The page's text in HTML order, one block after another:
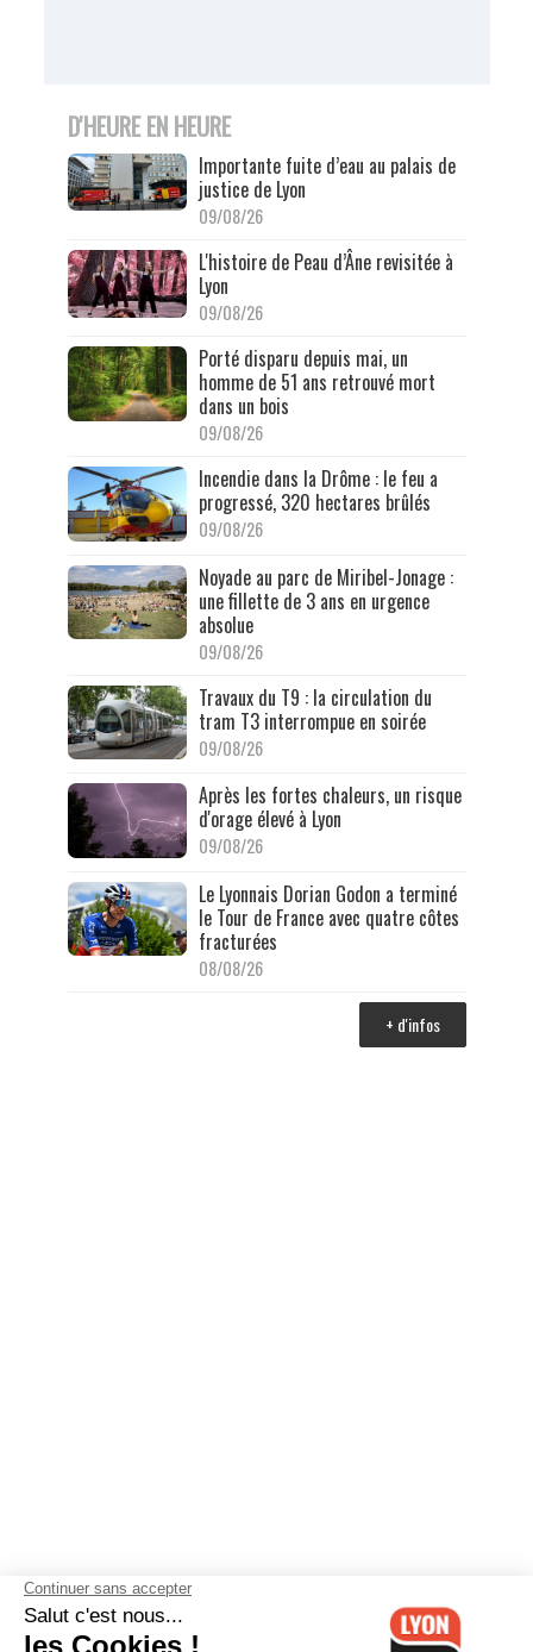
D'HEURE EN HEURE
Importante fuite d’eau au palais de
justice de Lyon
09/08/26
L'histoire de Peau d’Âne revisitée à
Lyon
09/08/26
Porté disparu depuis mai, un
homme de 51 ans retrouvé mort
dans un bois
09/08/26
Incendie dans la Drôme : le feu a
progressé, 320 hectares brûlés
09/08/26
Noyade au parc de Miribel-Jonage :
une fillette de 3 ans en urgence
absolue
09/08/26
Travaux du T9 : la circulation du
tram T3 interrompue en soirée
09/08/26
Après les fortes chaleurs, un risque
d'orage élevé à Lyon
09/08/26
Le Lyonnais Dorian Godon a terminé
le Tour de France avec quatre côtes
fracturées
08/08/26
+ d'infos